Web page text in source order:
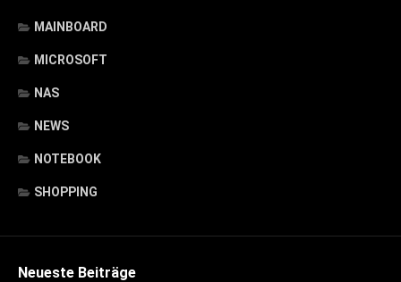
MAINBOARD
MICROSOFT
NAS
NEWS
NOTEBOOK
SHOPPING
Neueste Beiträge